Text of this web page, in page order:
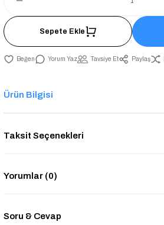
Sepete Ekle
Yorum Yaz Tavsiye Et Paylaş
Ürün Bilgisi
Taksit Seçenekleri
Yorumlar (0)
Soru & Cevap